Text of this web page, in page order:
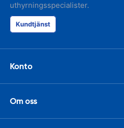
uthyrningsspecialister.
Kundtjänst
Konto
Om oss